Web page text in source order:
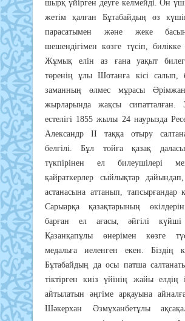
шырқ үйірген деуге келмейді. Он
жетім қалған Бұтабайдың өз
парасатымен және жеке
шешендігімен көзге түсіп, билікке
Жұмық елін аз ғана уақыт
төренің ұлы Шотанға кісі салып,
заманның өлмес мұрасы
жырларында жақсы сипатталған.
естелігі 1855 жылы 24 наурызда
Александр ІІ таққа отыру
белгілі. Бұл тойға қазақ
түкпірінен ел билеушілері
қайраткерлер сыйлықтар
астанасына аттанып, тапсырғандар
Сарыарқа қазақтарының
барған ел ағасы, әйгілі күйші
Қазанқапұлы өнерімен көзге
медальға иеленген екен. Біздің
Бұтабайдың да осы патша
тіктірген киіз үйінің жайы елдің
айтылатын әңгіме арқауына
Шәкерхан Әзмұханбетұлы